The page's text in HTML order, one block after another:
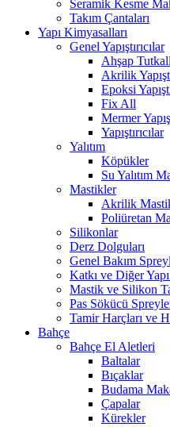
Seramik Kesme
Takım Çantaları
Yapı Kimyasalları
Genel Yapıştırıcılar
Ahşap
Akrilik
Epoksi
Fix All
Mermer
Yapıştırıcılar
Yalıtım
Köpükler
Su Yalıtım
Mastikler
Akrilik
Poliüretan
Silikonlar
Derz Dolguları
Genel Bakım
Katkı ve Diğer
Mastik ve Silikon
Pas Sökücü
Tamir Harçları ve
Bahçe
Bahçe El Aletleri
Baltalar
Bıçaklar
Budama
Çapalar
Kürekler